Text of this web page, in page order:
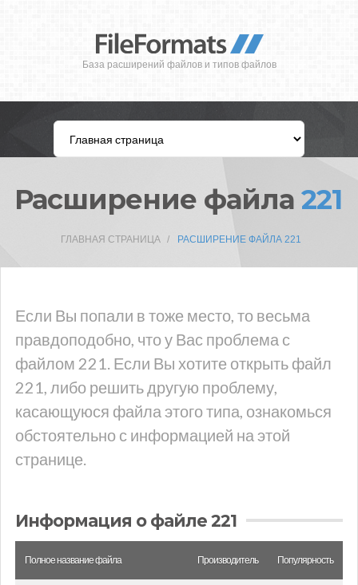
База расширений файлов и типов файлов
Расширение файла 221
ГЛАВНАЯ СТРАНИЦА РАСШИРЕНИЕ ФАЙЛА 221
Если Вы попали в тоже место, то весьма
правдоподобно, что у Вас проблема с
файлом 221. Если Вы хотите открыть файл
221, либо решить другую проблему,
касающуюся файла этого типа, ознакомься
обстоятельно с информацией на этой
странице.
Информация о файле 221
Полное название файла Производитель Популярность